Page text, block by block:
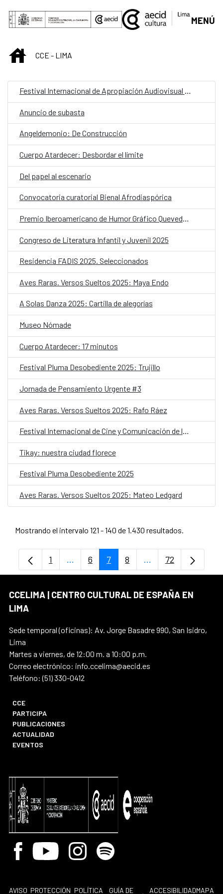
Saltar al contenido principal
MENÚ
INICIOCCE - LIMA
Festival Internacional de Apropiación Audiovisual 2025
Anuncio de subasta
Angeldemonio: De Construcción
Cuerpo Atardecer: Desbordar el límite
Del papel al escenario
Convocatoria curatorial Bienal Afrodiaspórica
Premio Iberoamericano de Humor Gráfico Quevedos 2025
Congreso de Literatura Infantil y Juvenil 2025
Residencia FADIS 2025. Seleccionados
Aves Raras. Versos Sueltos 2025: Maya Endo
A Solas Danza 2025: Cartilla de alegorías
Museo Nómade
Cuerpo Atardecer: 17 minutos
Festival Pluma Desobediente 2025: Trujillo
Jornada de Pensamiento Urgente #3
Aves Raras. Versos Sueltos 2025: Rafo Ráez
Festival Internacional de Cine y Comunicación de los Pueblos Indígenas 2025
Tikay: nuestra ciudad florece
Festival Pluma Desobediente 2025
Aves Raras. Versos Sueltos 2025: Mateo Ledgard
Mostrando el intervalo 121 - 140 de 1.430 resultados.
Página
1 ...Páginas intermedias Use TAB para
Página
6 Página
7 Página
8 ...PáginasPágina
72
CCELIMA | CENTRO CULTURAL DE ESPAÑA EN
LIMA
Sede temporal (oficinas): Av. Jorge Basadre 990, San Isidro,
Lima
Martes a viernes, de 12:00 m. a 10:00 p.m.
Correo electrónico: info.ccelima@aecid.es
Teléfono: (51) 330-0412
CCE
PARTICIPA
PUBLICACIONES
ACTUALIDAD
EVENTOS
Facebook
Youtube InstagramSpotify
AVISO PROTECCIÓN POLÍTICA
GUÍA DE
ACCESIBILIDADMAPA